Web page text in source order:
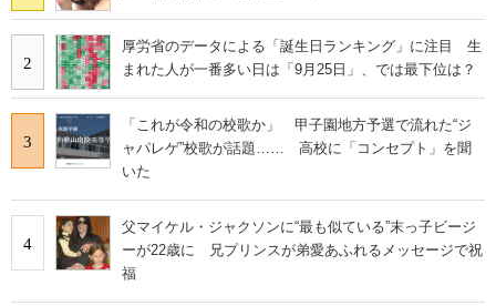
2
厚労省のデータによる「誕生日ランキング」に注目 生
まれた人が一番多い日は「9月25日」、では最下位は？
3
「これが令和の校歌か」 甲子園地方予選で流れた“ジ
ャパレゲ”校歌が話題…… 高校に「コンセプト」を聞
いた
4
父マイケル・ジャクソンに“最も似ている”末っ子ビージ
ーが22歳に 兄プリンスが弟愛あふれるメッセージで祝
福